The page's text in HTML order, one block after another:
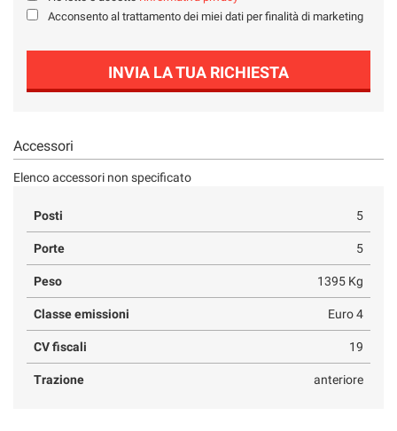
Acconsento al trattamento dei miei dati per finalità di marketing
INVIA LA TUA RICHIESTA
Accessori
Elenco accessori non specificato
Posti 5
Porte 5
Peso 1395 Kg
Classe emissioni Euro 4
CV fiscali 19
Trazione anteriore
Salva
impostazioni